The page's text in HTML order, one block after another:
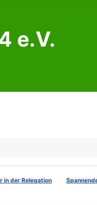
e.V.
in der Relegation